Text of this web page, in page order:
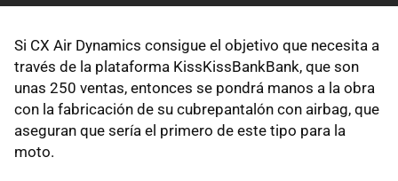
Si CX Air Dynamics consigue el objetivo que necesita a
través de la plataforma KissKissBankBank, que son
unas 250 ventas, entonces se pondrá manos a la obra
con la fabricación de su cubrepantalón con airbag, que
aseguran que sería el primero de este tipo para la
moto.